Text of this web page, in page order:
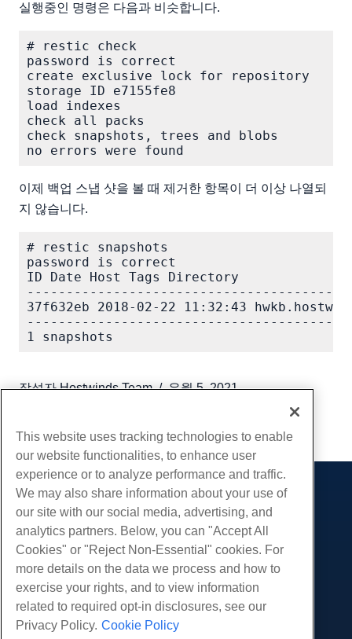
실행중인 명령은 다음과 비슷합니다.
# restic check
password is correct
create exclusive lock for repository
storage ID e7155fe8
load indexes
check all packs
check snapshots, trees and blobs
이제 백업 스냅 샷을 볼 때 제거한 항목이 더 이상 나열되
지 않습니다.
# restic snapshots
password is correct
ID Date Host Tags Directory
37f632eb 2018-02-22 11:32:43
작성자 Hostwinds Team/유월 5, 2021
제품
웹 호스팅
비즈니스 호스팅
리셀러 호스팅
화이트 라벨 리셀러
관리되는 리눅스 VPS
관리되지 않는 리눅스 VPS
서비스
웹 사이트 마이그레이션
커뮤니티
제품 문서
회사
회사 소개
This website uses tracking technologies to enable
our website functionalities, to enhance user
experience or to analyze performance and traffic.
We may also share information about your use of
our site with our social media, advertising, and
analytics partners. Below, you can "Accept All
Cookies" or "Reject Non-Essential" cookies. For
more details on the data we process and how to
exercise your rights, and to view information
related to required opt-in disclosures, see our
Privacy Policy. Cookie Policy